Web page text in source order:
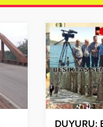
DUYURU: